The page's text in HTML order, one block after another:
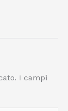
I campi